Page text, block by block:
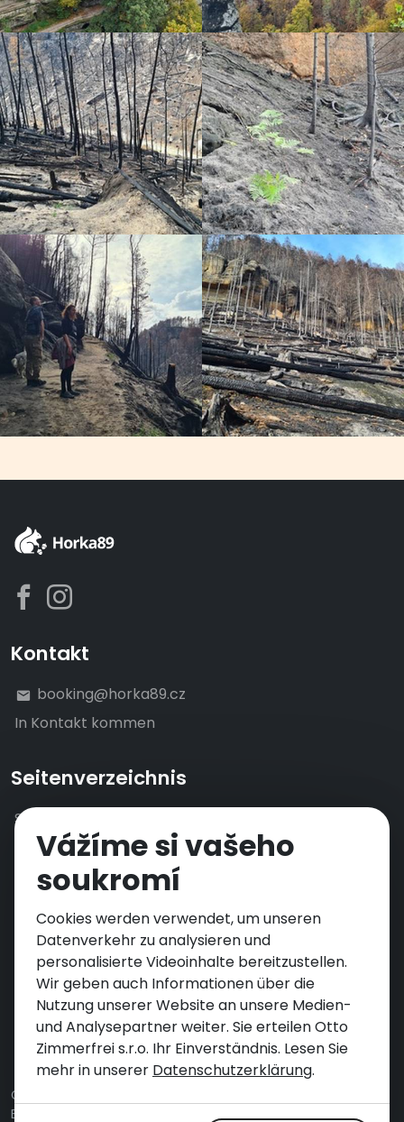
Kontakt
booking@horka89.cz
In Kontakt kommen
Seitenverzeichnis
Startseite
UnterkunftHorka89
Umgebung und Exkursionen
Schreibt uns
Politik zum Datenschutz
česky
English
Copyright 2026 Vyletnidomy.cz. Alle Rechte vorbehalten.
Erstellt von
Vážíme si vašeho
soukromí
Cookies werden verwendet, um unseren
Datenverkehr zu analysieren und
personalisierte Videoinhalte bereitzustellen.
Wir geben auch Informationen über die
Nutzung unserer Website an unsere Medien-
und Analysepartner weiter. Sie erteilen Otto
Zimmerfrei s.r.o. Ihr Einverständnis. Lesen Sie
mehr in unserer Datenschutzerklärung.